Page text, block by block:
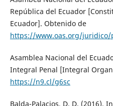
República del Ecuador
Ecuador]. Obtenido de
https://www.oas.org/juridico/
Asamblea Nacional del
Integral Penal [Integral
https://n9.cl/g6sc
Balda-Palacios, D. D. (2016).